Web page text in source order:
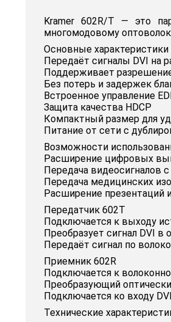
Kramer 602R/T — это
многомодовому
Основные характеристики
Передаёт сигналы DVI на
Поддерживает
Без потерь и задержек
Встроенное управление
Защита качества HDCP
Компактный размер для
Питание от сети с
Возможности
Расширение цифровых
Передача видеосигналов
Передача медицинских
Расширение презентаций
Передатчик 602Т
Подключается к выходу
Преобразует сигнал DVI в
Передаёт сигнал по
Приемник 602R
Подключается к
Преобразующий
Подключается ко входу
Технические